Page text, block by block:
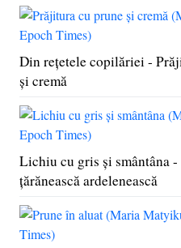
Din reţetele copilăriei -
şi cremă
Lichiu cu gris şi smântâna
ţărănească ardelenească